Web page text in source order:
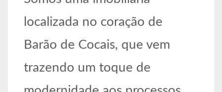
localizada no coração de
Barão de Cocais, que vem
trazendo um toque de